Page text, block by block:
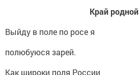
Край родной
Выйду в поле по росе я
полюбуюся зарей.
Как широки поля России